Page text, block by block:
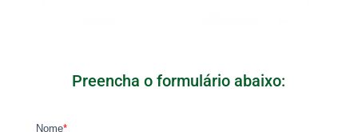
Preencha o formulário abaixo: